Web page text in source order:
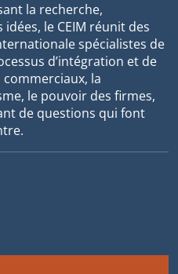
la recherche,
idées, le CEIM réunit des
spécialistes de
d’intégration et de
la
le pouvoir des firmes,
de questions qui font